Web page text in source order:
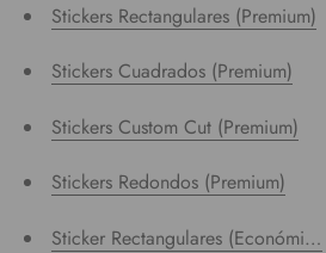
Stickers Rectangulares (Premium)
Stickers Cuadrados (Premium)
Stickers Custom Cut (Premium)
Stickers Redondos (Premium)
Sticker Rectangulares (Económicos)